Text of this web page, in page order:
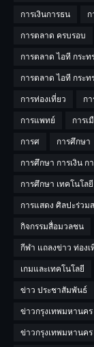
การเงินการธน
การตลาด ครบรอบ
การตลาด ไอที กระ
การตลาด ไอที กระ
การท่องเที่ยว
ก
การแพทย์
การเ
การศ
การศึกษา
การศึกษา การเงิน
การศึกษา เทคโนโลยี
การแสดง ศิลปะร่วม
กิจกรรมสื่อมวลชน
กีฬา แถลงข่าว ท่องเ
เกมและเทคโนโลยี
ข่าว ประชาสัมพันธ์
ข่าวกรุงเทพมหานคร
ข่าวกรุงเทพมหานค